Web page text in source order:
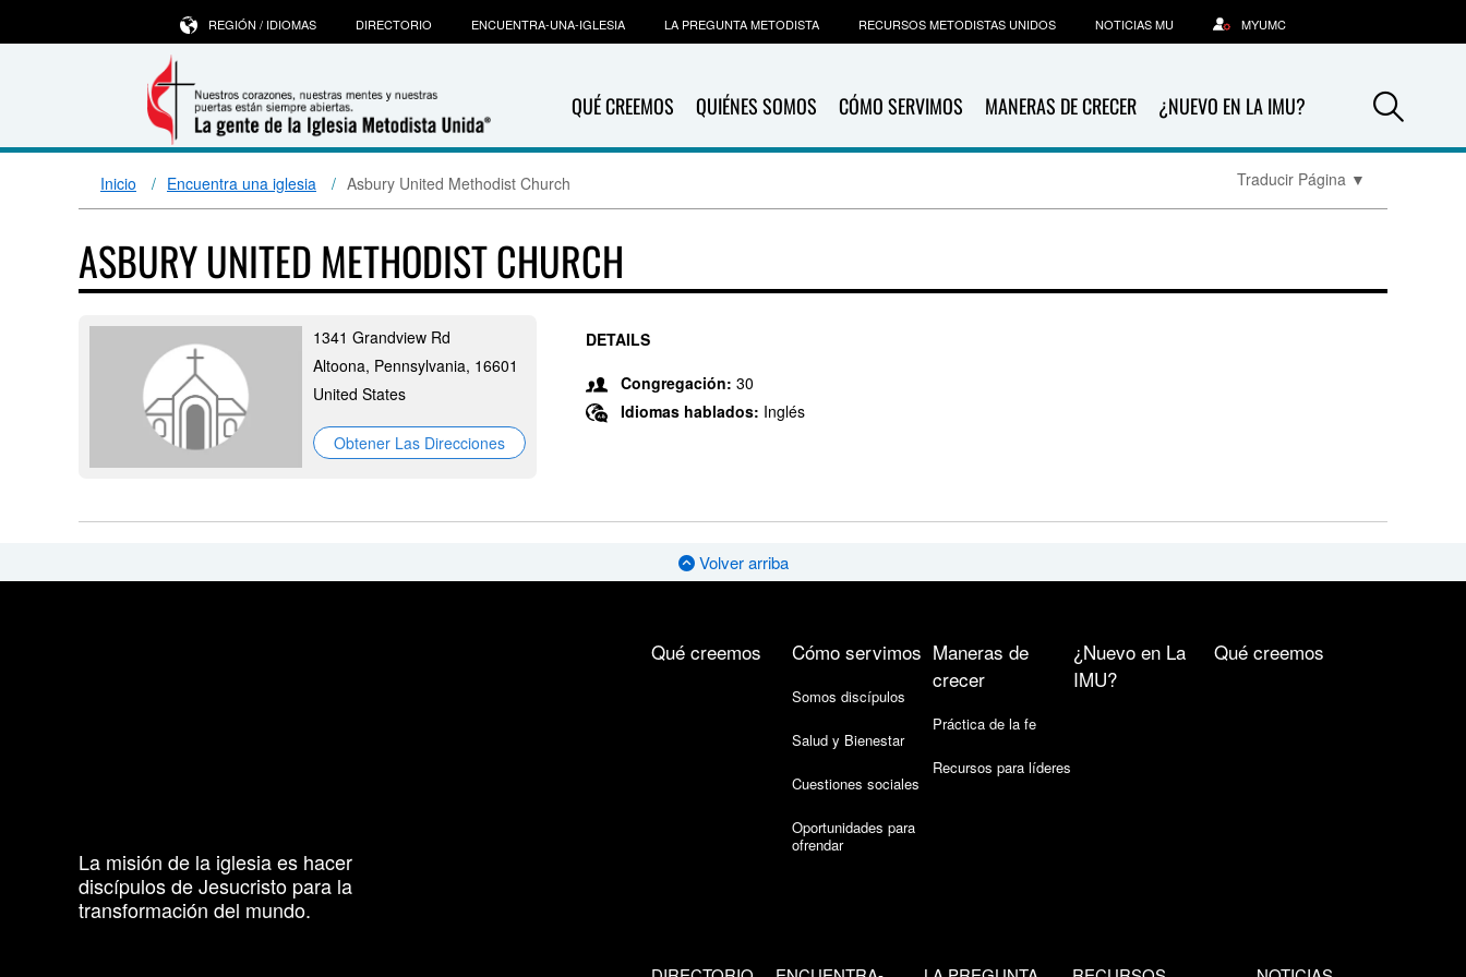
QUÉ CREEMOS QUIÉNES SOMOS CÓMO SERVIMOS MANERAS DE CRECER ¿NUEVO EN LA IMU?
REGIÓN / IDIOMAS DIRECTORIO ENCUENTRA-UNA-IGLESIA LA PREGUNTA METODISTA RECURSOS METODISTAS UNIDOS NOTICIAS MU MYUMC
Inicio Encuentra una iglesia Asbury United Methodist Church Traducir Página ▼
ASBURY UNITED METHODIST CHURCH
1341 Grandview Rd
Altoona, Pennsylvania, 16601
United States
Obtener Las Direcciones
DETAILS
Congregación: 30
Idiomas hablados: Inglés
Volver arriba
La misión de la iglesia es hacer
discípulos de Jesucristo para la
transformación del mundo.
Qué creemos Cómo servimos
Somos discípulos
Salud y Bienestar
Cuestiones sociales
Oportunidades para
ofrendar
Maneras de
crecer
Práctica de la fe
Recursos para líderes
¿Nuevo en La
IMU?
Qué creemos